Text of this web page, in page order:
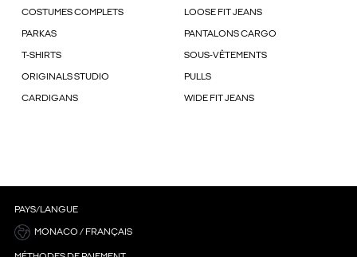
COSTUMES COMPLETS LOOSE FIT JEANS
PARKAS PANTALONS CARGO
T-SHIRTS SOUS-VÊTEMENTS
ORIGINALS STUDIO PULLS
CARDIGANS WIDE FIT JEANS
PAYS/LANGUE
MONACO / FRANÇAIS